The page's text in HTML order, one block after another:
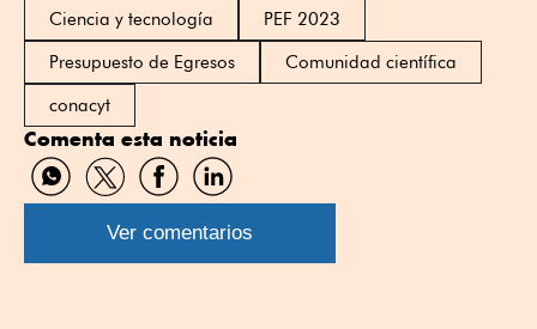
Ciencia y tecnología
PEF 2023
Presupuesto de Egresos
Comunidad científica
conacyt
Comenta esta noticia
Compartir
por
WhatsApp
Compartir
por
Twitter
Compartir
por
Facebook
Compartir
por
Linkedin
Ver comentarios